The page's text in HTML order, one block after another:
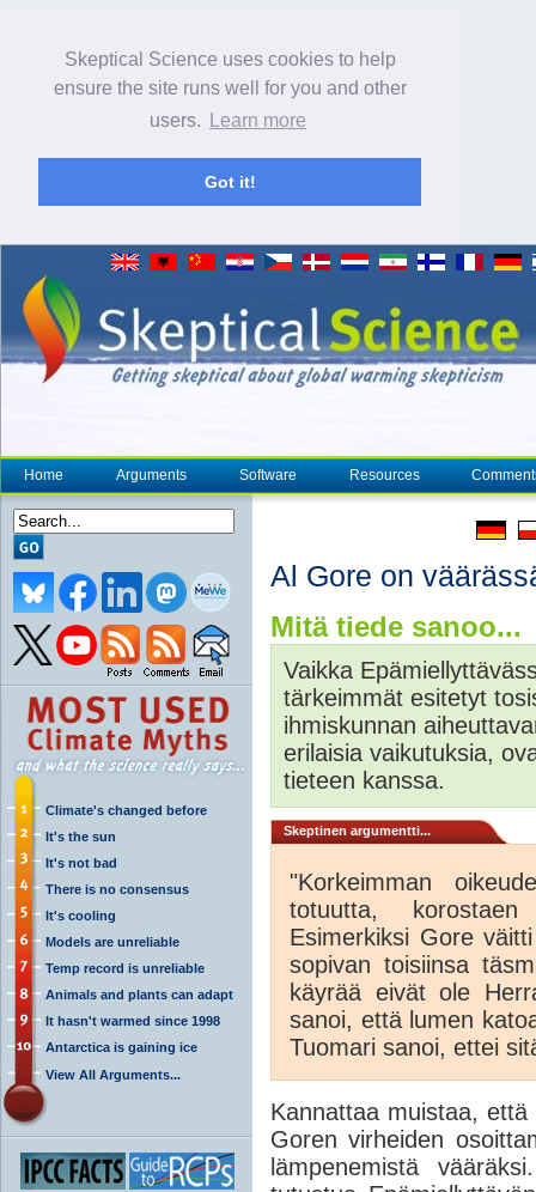
Skeptical Science uses cookies to help
ensure the site runs well for you and other
users.
Learn more
Got it!
Home Arguments Software Resources
Climate's changed before
It's the sun
It's not bad
There is no consensus
It's cooling
Models are unreliable
Temp record is unreliable
Animals and plants can adapt
It hasn't warmed since 1998
Antarctica is gaining ice
View All Arguments...
Al Gore on
Mitä tiede sanoo...
Vaikka
tärkeimmät esitetyt
ihmiskunnan
erilaisia vaikutuksia,
tieteen kanssa.
Skeptinen argumentti...
"Korkeimman
totuutta,
Esimerkiksi Gore
sopivan toisiinsa
käyrää eivät ole
sanoi, että lumen
Tuomari sanoi, ettei
Kannattaa muistaa,
Goren virheiden
lämpenemistä